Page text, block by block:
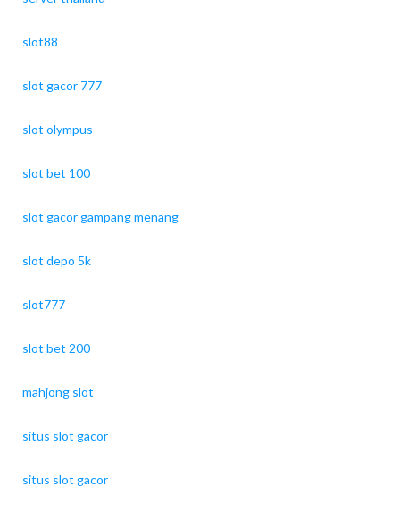
slot88
slot gacor 777
slot olympus
slot bet 100
slot gacor gampang menang
slot depo 5k
slot777
slot bet 200
mahjong slot
situs slot gacor
situs slot gacor